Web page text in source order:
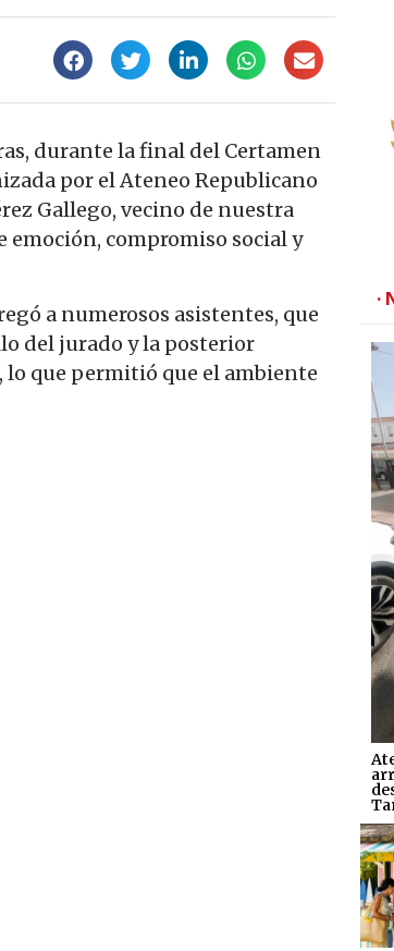
durante la final del Certamen
por el Ateneo Republicano
Gallego, vecino de nuestra
emoción, compromiso social y
a numerosos asistentes, que
del jurado y la posterior
lo que permitió que el ambiente
·